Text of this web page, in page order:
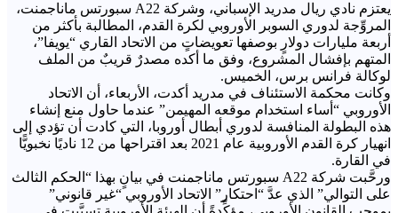
يعتزم نادي ريال مدريد الإسباني، وشركة A22 سبورتس ماناجمنت،
المروِّجة لدوري السوبر الأوروبي لكرة القدم، المطالبة بأكثر من
أربعة مليارات دولارٍ بوصفها تعويضاتٍ من الاتحاد القاري “يويفا”،
المتهم بإفشال المشروع، وفق ما أكده مصدرٌ قريبٌ من الملف
لوكالة فرانس برس، الخميس.
وكانت محكمة الاستئناف في مدريد أكدت، الأربعاء، أن الاتحاد
الأوروبي “أساء استخدام موقعه المهيمن” عندما حاول منع إنشاء
هذه البطولة المنافسة لدوري أبطال أوروبا، التي كادت أن تؤدي إلى
انهيار كرة القدم الأوروبية عام 2021 بعد اقتراحها من 12 ناديًا نخبويًّا
في القارة.
ورحَّبت شركة A22 سبورتس ماناجمنت في بيانٍ بهذا “الحكم الثالث
على التوالي” الذي عدَّ “احتكار” الاتحاد الأوروبي “غير قانوني”